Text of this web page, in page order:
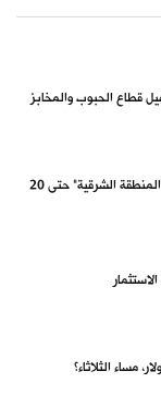
قطاع الحبوب والمخابز
"البريد" تقدم خدمة استبدال العملة في "المنطقة الشرقية" حتى 20
مساء الثلاثاء؟